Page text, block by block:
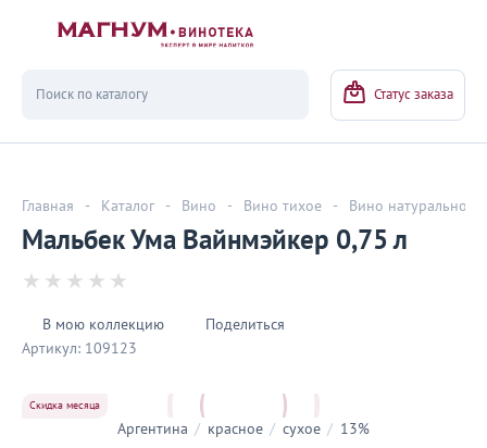
Статус заказа
Главная - Каталог - Вино - Вино тихое - Вино натуральное
Мальбек Ума Вайнмэйкер 0,75 л
В мою коллекцию
Поделиться
Артикул: 109123
Скидка месяца
Аргентина / красное / сухое / 13%